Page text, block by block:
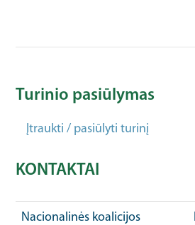
Turinio pasiūlymas
Įtraukti / pasiūlyti turinį
KONTAKTAI
Nacionalinės koalicijos